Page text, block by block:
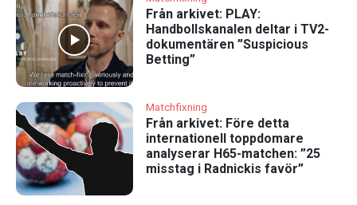
Från arkivet: PLAY:
Handbollskanalen deltar i TV2-
dokumentären ”Suspicious
Betting”
Matchfixning
Från arkivet: Före detta
internationell toppdomare
analyserar H65-matchen: ”25
misstag i Radnickis favör”